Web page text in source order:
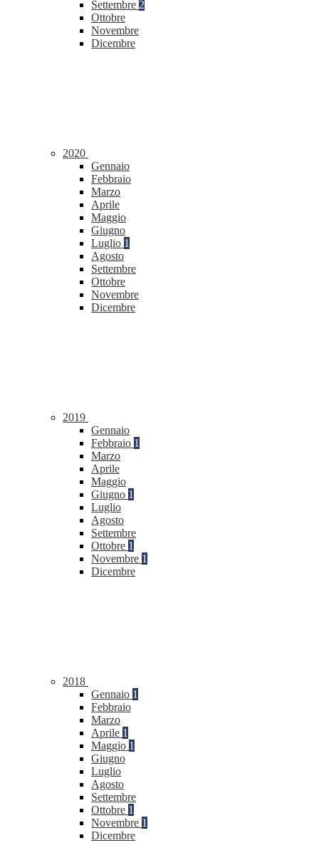
Settembre 2
Ottobre
Novembre
Dicembre
2020
Gennaio
Febbraio
Marzo
Aprile
Maggio
Giugno
Luglio 1
Agosto
Settembre
Ottobre
Novembre
Dicembre
2019
Gennaio
Febbraio 1
Marzo
Aprile
Maggio
Giugno 1
Luglio
Agosto
Settembre
Ottobre 1
Novembre 1
Dicembre
2018
Gennaio 1
Febbraio
Marzo
Aprile 1
Maggio 1
Giugno
Luglio
Agosto
Settembre
Ottobre 1
Novembre 1
Dicembre